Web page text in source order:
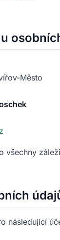
Město
všechny
následující